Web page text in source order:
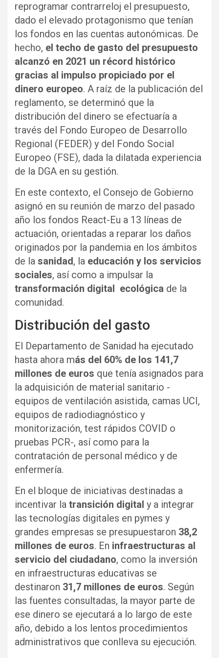
reprogramar contrarreloj el presupuesto,
dado el elevado protagonismo que tenían
los fondos en las cuentas autonómicas. De
hecho, el techo de gasto del presupuesto
alcanzó en 2021 un récord histórico
gracias al impulso propiciado por el
dinero europeo. A raíz de la publicación del
reglamento, se determinó que la
distribución del dinero se efectuaría a
través del Fondo Europeo de Desarrollo
Regional (FEDER) y del Fondo Social
Europeo (FSE), dada la dilatada experiencia
de la DGA en su gestión.
En este contexto, el Consejo de Gobierno
asignó en su reunión de marzo del pasado
año los fondos React-Eu a 13 líneas de
actuación, orientadas a reparar los daños
originados por la pandemia en los ámbitos
de la sanidad, la educación y los servicios
sociales, así como a impulsar la
transformación digital ecológica de la
comunidad.
Distribución del gasto
El Departamento de Sanidad ha ejecutado
hasta ahora más del 60% de los 141,7
millones de euros que tenía asignados para
la adquisición de material sanitario -
equipos de ventilación asistida, camas UCI,
equipos de radiodiagnóstico y
monitorización, test rápidos COVID o
pruebas PCR-, así como para la
contratación de personal médico y de
enfermería.
En el bloque de iniciativas destinadas a
incentivar la transición digital y a integrar
las tecnologías digitales en pymes y
grandes empresas se presupuestaron 38,2
millones de euros. En infraestructuras al
servicio del ciudadano, como la inversión
en infraestructuras educativas se
destinaron 31,7 millones de euros. Según
las fuentes consultadas, la mayor parte de
ese dinero se ejecutará a lo largo de este
año, debido a los lentos procedimientos
administrativos que conlleva su ejecución.